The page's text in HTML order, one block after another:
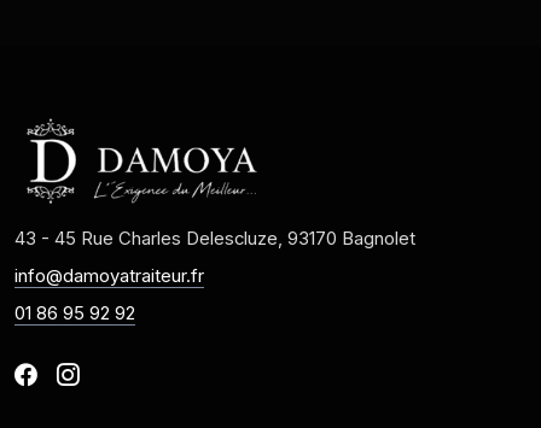
43 - 45 Rue Charles Delescluze, 93170 Bagnolet
info@damoyatraiteur.fr
01 86 95 92 92